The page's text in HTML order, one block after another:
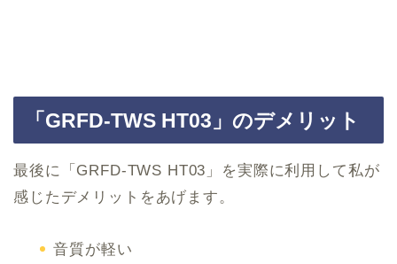
「GRFD-TWS HT03」のデメリット
最後に「GRFD-TWS HT03」を実際に利用して私が
感じたデメリットをあげます。
音質が軽い